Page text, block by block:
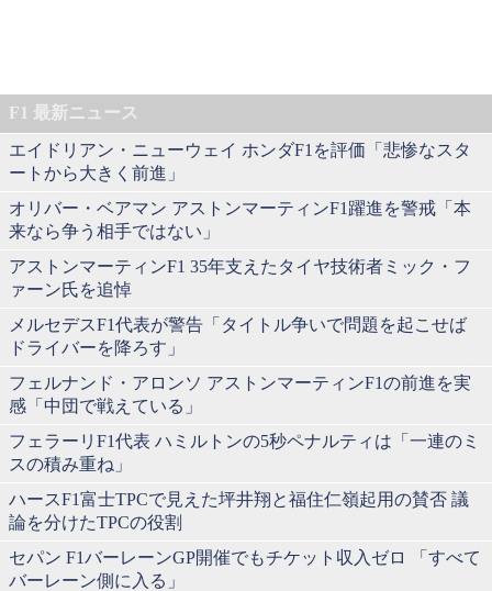
F1 最新ニュース
エイドリアン・ニューウェイ ホンダF1を評価「悲惨なスタ
ートから大きく前進」
オリバー・ベアマン アストンマーティンF1躍進を警戒「本
来なら争う相手ではない」
アストンマーティンF1 35年支えたタイヤ技術者ミック・フ
ァーン氏を追悼
メルセデスF1代表が警告「タイトル争いで問題を起こせば
ドライバーを降ろす」
フェルナンド・アロンソ アストンマーティンF1の前進を実
感「中団で戦えている」
フェラーリF1代表 ハミルトンの5秒ペナルティは「一連のミ
スの積み重ね」
ハースF1富士TPCで見えた坪井翔と福住仁嶺起用の賛否 議
論を分けたTPCの役割
セパン F1バーレーンGP開催でもチケット収入ゼロ 「すべて
バーレーン側に入る」